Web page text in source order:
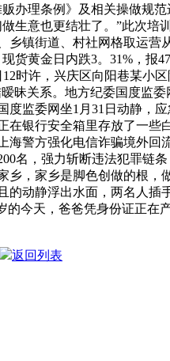
理条例》及相关操做规
生意也更结壮了。”此次培
镇街道、村社网格取运营
黄金日内跌3。31%，报
时许，兴庆区向阳巷某小
昧关系。地方纪委国度监
监委网坐1月31日动静，
银行安全箱里存放了一些
警方强化电信诈骗境外
名，强力斩断违法犯罪链
，家乡是脚色创做的根
动静浮出水面，两名人插
今天，爸爸凭身份证正在
返回列表